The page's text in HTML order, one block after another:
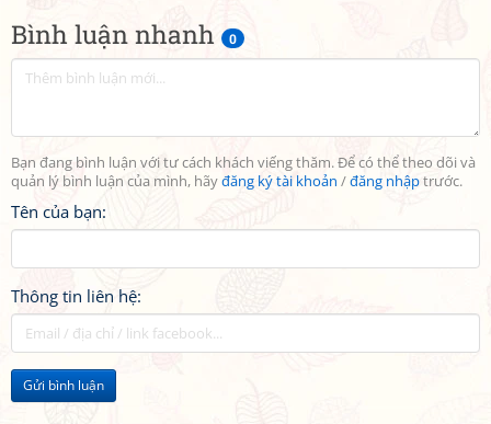
Bình luận nhanh 0
Bạn đang bình luận với tư cách khách viếng thăm. Để có thể theo dõi và
quản lý bình luận của mình, hãyđăng ký tài khoản /đăng nhậptrước.
Tên của bạn:
Thông tin liên hệ:
Gửi bình luận